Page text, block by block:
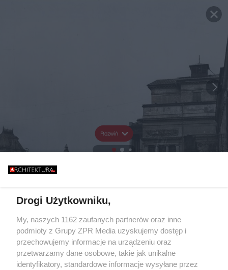
Rozwiń
Drogi Użytkowniku,
My, naszych 1162 zaufanych partnerów oraz inne
podmioty z Grupy ZPR Media uzyskujemy dostęp i
przechowujemy informacje na urządzeniu oraz
przetwarzamy dane osobowe, takie jak unikalne
identyfikatory, standardowe informacje wysyłane przez